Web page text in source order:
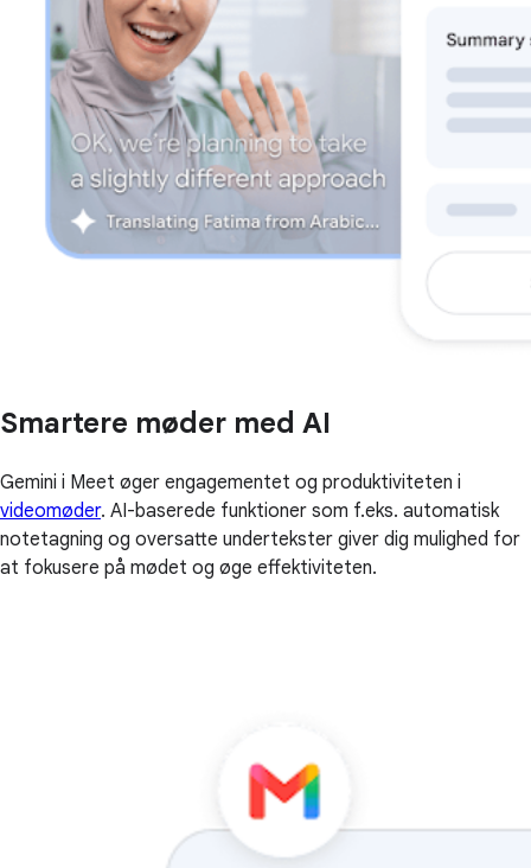
Smartere møder med AI
Gemini i Meet øger engagementet og produktiviteten i
videomøder. AI-baserede funktioner som f.eks. automatisk
notetagning og oversatte undertekster giver dig mulighed for
at fokusere på mødet og øge effektiviteten.